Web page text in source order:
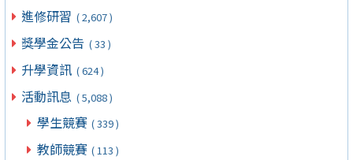
進修研習 ( 2,607 )
獎學金公告 ( 33 )
升學資訊 ( 624 )
活動訊息 ( 5,088 )
學生競賽 ( 339 )
教師競賽 ( 113 )